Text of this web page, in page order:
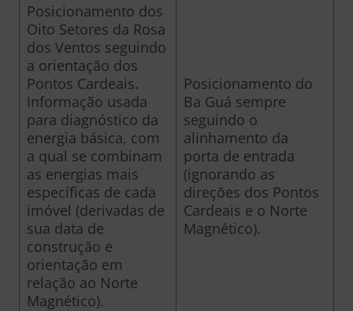
Posicionamento dos
Oito Setores da Rosa
dos Ventos seguindo
a orientação dos
Pontos Cardeais.
Informação usada
para diagnóstico da
energia básica, com
a qual se combinam
as energias mais
específicas de cada
imóvel (derivadas de
sua data de
construção e
orientação em
relação ao Norte
Magnético).
Posicionamento do
Ba Guá sempre
seguindo o
alinhamento da
porta de entrada
(ignorando as
direções dos Pontos
Cardeais e o Norte
Magnético).